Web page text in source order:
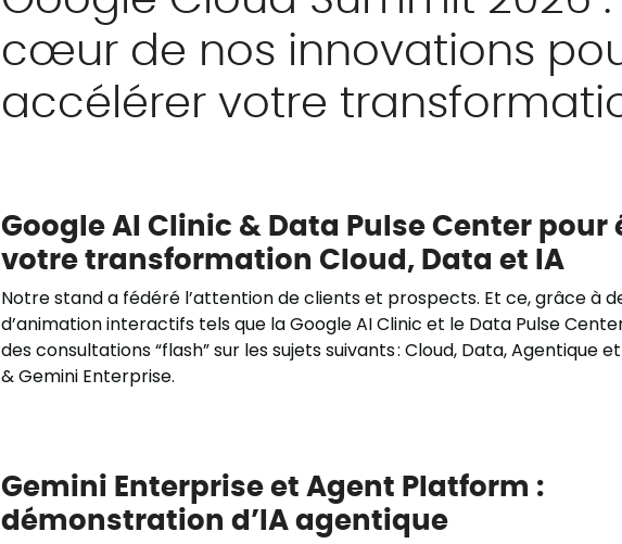
cœur de nos innovations
accélérer votre
Google AI Clinic & Data Pulse Center pour
votre transformation Cloud, Data et IA
Notre stand a fédéré l’attention de clients et prospects. Et ce, grâce à
d’animation interactifs tels que la Google AI Clinic et le Data Pulse
des consultations “flash” sur les sujets suivants : Cloud, Data, Agentique
& Gemini Enterprise.
Gemini Enterprise et Agent Platform :
démonstration d’IA agentique